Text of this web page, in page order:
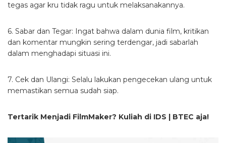
tegas agar kru tidak ragu untuk melaksanakannya.
6. Sabar dan Tegar: Ingat bahwa dalam dunia film, kritikan
dan komentar mungkin sering terdengar, jadi sabarlah
dalam menghadapi situasi ini.
7. Cek dan Ulangi: Selalu lakukan pengecekan ulang untuk
memastikan semua sudah siap.
Tertarik Menjadi FilmMaker? Kuliah di IDS | BTEC aja!